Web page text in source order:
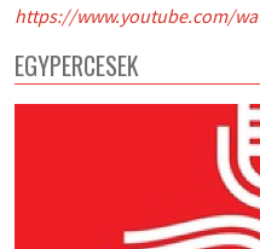
https://www.youtube.com/
EGYPERCESEK